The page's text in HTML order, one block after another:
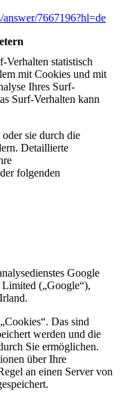
7667196?hl=de
Verhalten statistisch
mit Cookies und mit
Ihres Surf-
Surf-Verhalten kann
sie durch die
Detaillierte
folgenden
Google
(„Google“),
Das sind
werden und die
Sie ermöglichen.
über Ihre
an einen Server von